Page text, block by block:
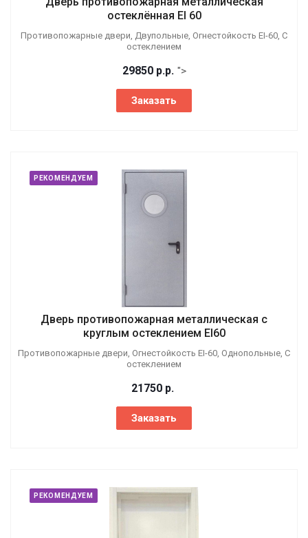
остеклённая EI 60
Противопожарные двери, Двупольные, Огнестойкость EI-60, С
остеклением
29850 р.р. ">
Заказать
РЕКОМЕНДУЕМ
Дверь противопожарная металлическая с
круглым остеклением EI60
Противопожарные двери, Огнестойкость EI-60, Однопольные, С
остеклением
21750 р.
Заказать
РЕКОМЕНДУЕМ